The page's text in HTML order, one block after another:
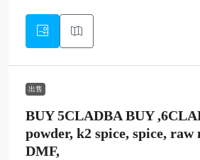
出售
BUY 5CLADBA BUY
powder, k2 spice, spice,
DMF,